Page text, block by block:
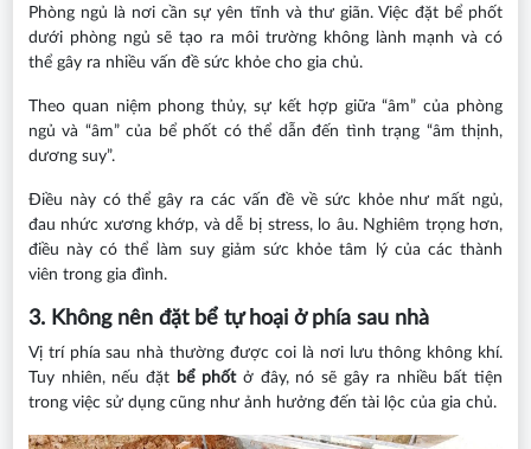
Phòng ngủ là nơi cần sự yên tĩnh và thư giãn. Việc đặt bể phốt
dưới phòng ngủ sẽ tạo ra môi trường không lành mạnh và có
thể gây ra nhiều vấn đề sức khỏe cho gia chủ.
Theo quan niệm phong thủy, sự kết hợp giữa “âm” của phòng
ngủ và “âm” của bể phốt có thể dẫn đến tình trạng “âm thịnh,
dương suy”.
Điều này có thể gây ra các vấn đề về sức khỏe như mất ngủ,
đau nhức xương khớp, và dễ bị stress, lo âu. Nghiêm trọng hơn,
điều này có thể làm suy giảm sức khỏe tâm lý của các thành
viên trong gia đình.
3. Không nên đặt bể tự hoại ở phía sau nhà
Vị trí phía sau nhà thường được coi là nơi lưu thông không khí.
Tuy nhiên, nếu đặt bể phốtở đây, nó sẽ gây ra nhiều bất tiện
trong việc sử dụng cũng như ảnh hưởng đến tài lộc của gia chủ.